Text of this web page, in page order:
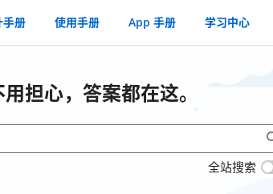
手册 使用手册 App 手册 学习中心
担心，答案都在这。
全站搜索